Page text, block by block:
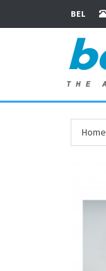
BEL
Home